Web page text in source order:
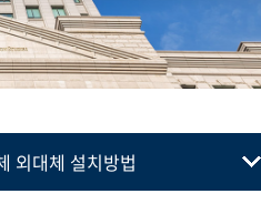
전용서체 외대체 설치방법